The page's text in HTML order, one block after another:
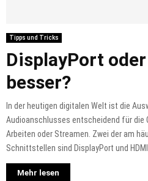
Tipps und Tricks
DisplayPort
besser?
In der heutigen digitalen Welt ist die
Audioanschlusses entscheidend für die
Arbeiten oder Streamen. Zwei der am
Schnittstellen sind DisplayPort und
Mehr lesen